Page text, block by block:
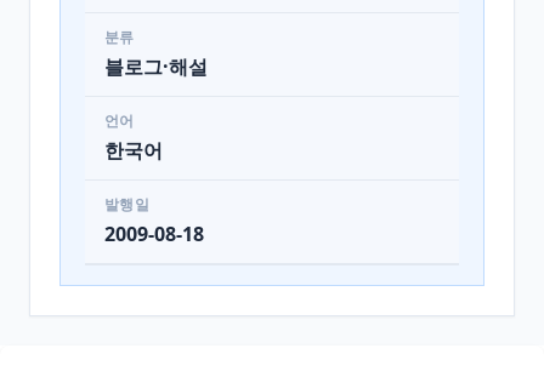
분류
블로그·해설
언어
한국어
발행일
2009-08-18